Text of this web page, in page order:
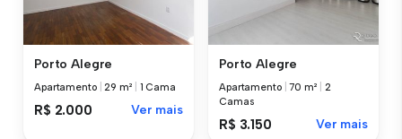
Porto Alegre
Apartamento |29 m² 1 Cama
R$ 2.000 Ver mais
Porto Alegre
Apartamento |70 m²
2
Camas
R$ 3.150 Ver mais